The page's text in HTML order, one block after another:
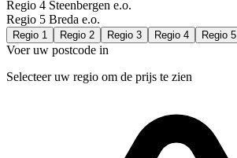
Regio 4 Steenbergen e.o.
Regio 5 Breda e.o.
Regio 1 Regio 2 Regio 3 Regio 4 Regio 5
Voer uw postcode in
Selecteer uw regio om de prijs te zien